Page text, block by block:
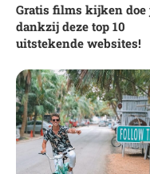
Gratis films kijken doe
dankzij deze top 10
uitstekende websites!